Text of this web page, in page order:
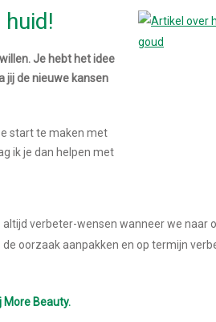
Je hebt het idee
jij de nieuwe kansen
start te maken met
ik je dan helpen met
verbeter-wensen wanneer we naar
oorzaak aanpakken en op termijn
More Beauty.